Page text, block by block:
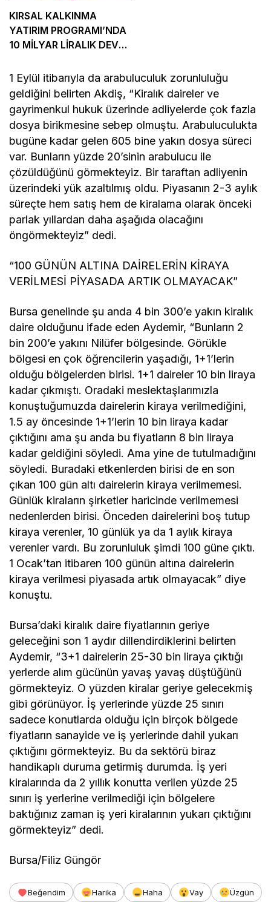
KIRSAL KALKINMA
YATIRIM PROGRAMI’NDA
10 MİLYAR LİRALIK DEV
KADINLAR VE AİLE
İŞLETMELERİ ÖN PLANDA
1 Eylül itibarıyla da arabuluculuk zorunluluğu
geldiğini belirten Akdiş, “Kiralık daireler ve
gayrimenkul hukuk üzerinde adliyelerde çok fazla
dosya birikmesine sebep olmuştu. Arabuluculukta
bugüne kadar gelen 605 bine yakın dosya süreci
var. Bunların yüzde 20’sinin arabulucu ile
çözüldüğünü görmekteyiz. Bir taraftan adliyenin
üzerindeki yük azaltılmış oldu. Piyasanın 2-3 aylık
süreçte hem satış hem de kiralama olarak önceki
parlak yıllardan daha aşağıda olacağını
öngörmekteyiz” dedi.
“100 GÜNÜN ALTINA DAİRELERİN KİRAYA
VERİLMESİ PİYASADA ARTIK OLMAYACAK”
Bursa genelinde şu anda 4 bin 300’e yakın kiralık
daire olduğunu ifade eden Aydemir, “Bunların 2
bin 200’e yakını Nilüfer bölgesinde. Görükle
bölgesi en çok öğrencilerin yaşadığı, 1+1’lerin
olduğu bölgelerden birisi. 1+1 daireler 10 bin liraya
kadar çıkmıştı. Oradaki meslektaşlarımızla
konuştuğumuzda dairelerin kiraya verilmediğini,
1.5 ay öncesinde 1+1’lerin 10 bin liraya kadar
çıktığını ama şu anda bu fiyatların 8 bin liraya
kadar geldiğini söyledi. Ama yine de tutulmadığını
söyledi. Buradaki etkenlerden birisi de en son
çıkan 100 gün altı dairelerin kiraya verilmemesi.
Günlük kiraların şirketler haricinde verilmemesi
nedenlerden birisi. Önceden dairelerini boş tutup
kiraya verenler, 10 günlük ya da 1 aylık kiraya
verenler vardı. Bu zorunluluk şimdi 100 güne çıktı.
1 Ocak’tan itibaren 100 günün altına dairelerin
kiraya verilmesi piyasada artık olmayacak” diye
konuştu.
Bursa’daki kiralık daire fiyatlarının geriye
geleceğini son 1 aydır dillendirdiklerini belirten
Aydemir, “3+1 dairelerin 25-30 bin liraya çıktığı
yerlerde alım gücünün yavaş yavaş düştüğünü
görmekteyiz. O yüzden kiralar geriye gelecekmiş
gibi görünüyor. İş yerlerinde yüzde 25 sınırı
sadece konutlarda olduğu için birçok bölgede
fiyatların sanayide ve iş yerlerinde dahil yukarı
çıktığını görmekteyiz. Bu da sektörü biraz
handikaplı duruma getirmiş durumda. İş yeri
kiralarında da 2 yıllık konutta verilen yüzde 25
sınırı iş yerlerine verilmediği için bölgelere
baktığınız zaman iş yeri kiralarının yukarı çıktığını
görmekteyiz” dedi.
Bursa/Filiz Güngör
Beğendim Harika Haha Vay Üzgün